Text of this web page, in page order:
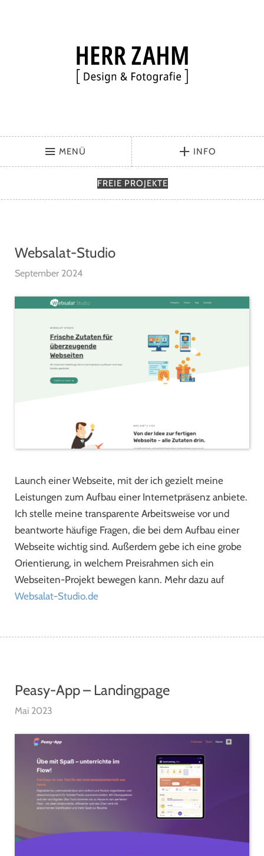
MENÜ INFO
FREIE PROJEKTE
Websalat-Studio
September 2024
Launch einer Webseite, mit der ich gezielt meine
Leistungen zum Aufbau einer Internetpräsenz anbiete.
Ich stelle meine transparente Arbeitsweise vor und
beantworte häufige Fragen, die bei dem Aufbau einer
Webseite wichtig sind. Außerdem gebe ich eine grobe
Orientierung, in welchem Preisrahmen sich ein
Webseiten-Projekt bewegen kann. Mehr dazu auf
Websalat-Studio.de
Peasy-App – Landingpage
Mai 2023